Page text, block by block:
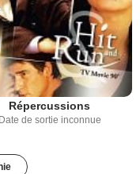
Répercussions
Date de sortie inconnue